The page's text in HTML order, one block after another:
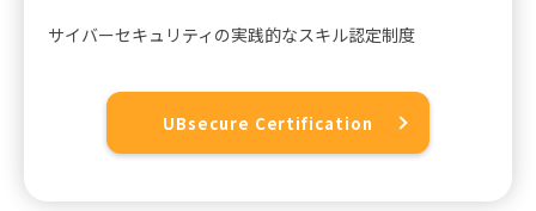
サイバーセキュリティの実践的なスキル認定制度
UBsecure Certification